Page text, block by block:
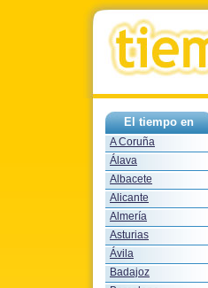
El tiempo en
A Coruña
Álava
Albacete
Alicante
Almería
Asturias
Ávila
Badajoz